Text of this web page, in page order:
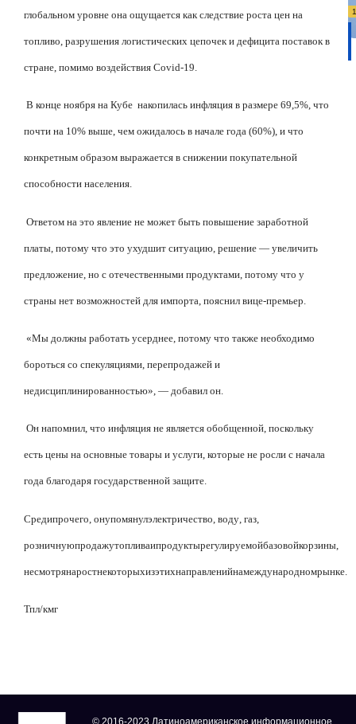
глобальном уровне она ощущается как следствие роста цен на
топливо, разрушения логистических цепочек и дефицита поставок в
стране, помимо воздействия Covid-19.
В конце ноября на Кубе накопилась инфляция в размере 69,5%, что
почти на 10% выше, чем ожидалось в начале года (60%), и что
конкретным образом выражается в снижении покупательной
способности населения.
Ответом на это явление не может быть повышение заработной
платы, потому что это ухудшит ситуацию, решение — увеличить
предложение, но с отечественными продуктами, потому что у
страны нет возможностей для импорта, пояснил вице-премьер.
«Мы должны работать усерднее, потому что также необходимо
бороться со спекуляциями, перепродажей и
недисциплинированностью», — добавил он.
Он напомнил, что инфляция не является обобщенной, поскольку
есть цены на основные товары и услуги, которые не росли с начала
года благодаря государственной защите.
Средипрочего онупомянулэлектричество воду газ
розничнуюпродажутопливаипродуктырегулируемойбазовойкорзины
несмотрянаростнекоторыхизэтихнаправленийнамеждународномрынке
Тпл/кмг
© 2016-2023 Латиноамериканское информационное